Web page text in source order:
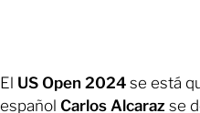
El US Open 2024 se está
español Carlos Alcaraz se